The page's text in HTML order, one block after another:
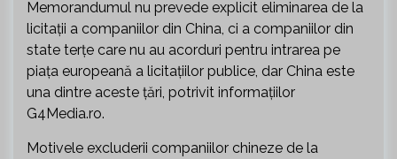
Memorandumul nu prevede explicit eliminarea de la
licitații a companiilor din China, ci a companiilor din
state terțe care nu au acorduri pentru intrarea pe
piața europeană a licitațiilor publice, dar China este
una dintre aceste țări, potrivit informațiilor
G4Media.ro.
Motivele excluderii companiilor chineze de la